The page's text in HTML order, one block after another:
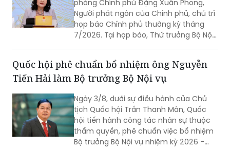
phố
Chiều 3/8, Bộ trưởng, Chủ nhiệm Văn
phòng Chính phủ Đặng Xuân Phong,
họp báo Chính phủ thường kỳ tháng
7/2026. Tại họp báo, Thứ trưởng Bộ Nội
vụ Nguyễn Thị Hà đã thông tin về kết
quả sắp xếp các thôn, tổ dân phố trên
toàn quốc.
Quốc hội phê chuẩn bổ nhiệm ông Nguyễn
Tiến Hải làm Bộ trưởng Bộ Nội vụ
Ngày 3/8, dưới sự điều hành của Chủ
tịch Quốc hội Trần Thanh Mẫn, Quốc